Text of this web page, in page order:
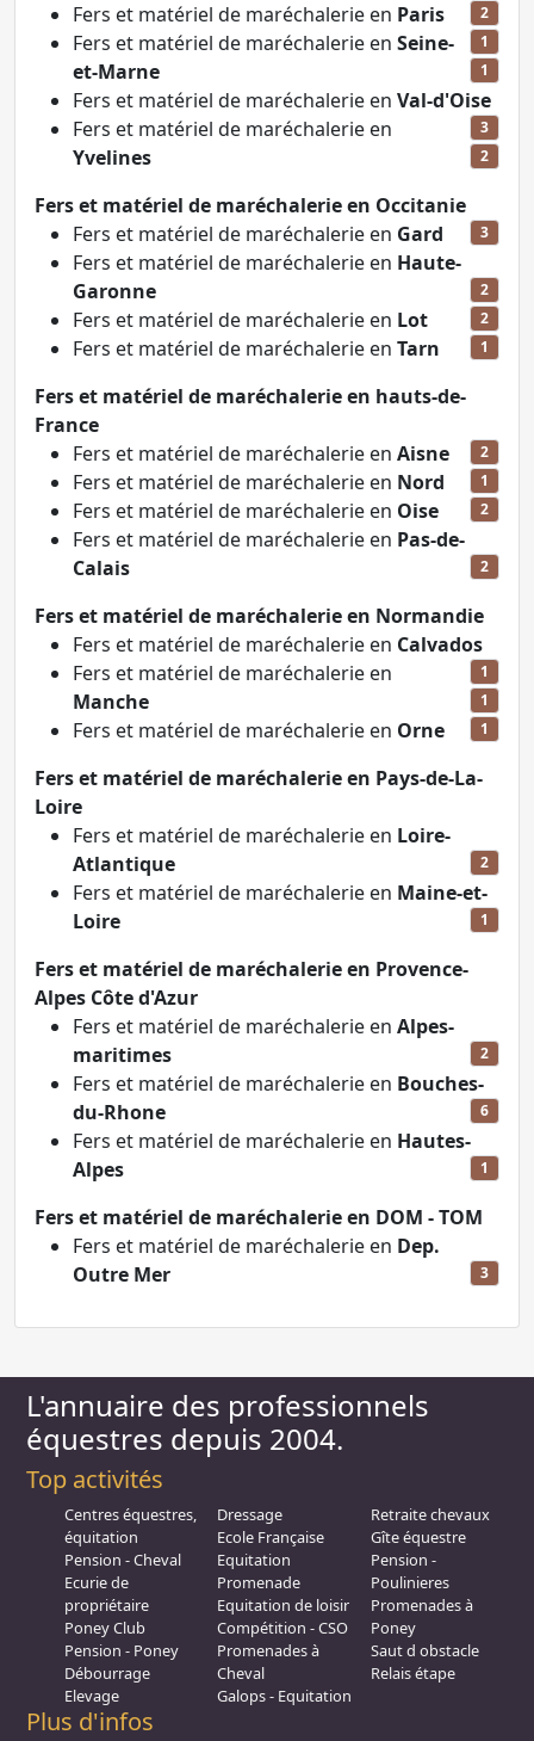
2
Fers et matériel de maréchalerie en Paris
1
Fers et matériel de maréchalerie en Seine-
et-Marne
1
Fers et matériel de maréchalerie en Val-d'Oise
3
Fers et matériel de maréchalerie en
Yvelines
2
Fers et matériel de maréchalerie en Occitanie
Fers et matériel de maréchalerie en Gard 3
Fers et matériel de maréchalerie en Haute-
Garonne
2
Fers et matériel de maréchalerie en Lot 2
Fers et matériel de maréchalerie en Tarn 1
Fers et matériel de maréchalerie en hauts-de-
France
Fers et matériel de maréchalerie en Aisne 2
Fers et matériel de maréchalerie en Nord 1
Fers et matériel de maréchalerie en Oise 2
Fers et matériel de maréchalerie en Pas-de-
Calais
2
Fers et matériel de maréchalerie en Normandie
Fers et matériel de maréchalerie en Calvados
1
Fers et matériel de maréchalerie en
Manche
1
Fers et matériel de maréchalerie en Orne 1
Fers et matériel de maréchalerie en Pays-de-La-
Loire
Fers et matériel de maréchalerie en Loire-
Atlantique
2
Fers et matériel de maréchalerie en Maine-et-
Loire
1
Fers et matériel de maréchalerie en Provence-
Alpes Côte d'Azur
Fers et matériel de maréchalerie en Alpes-
maritimes
2
Fers et matériel de maréchalerie en Bouches-
du-Rhone
6
Fers et matériel de maréchalerie en Hautes-
Alpes
1
Fers et matériel de maréchalerie en DOM - TOM
Fers et matériel de maréchalerie en Dep.
Outre Mer
3
L'annuaire des professionnels
équestres depuis 2004.
Top activités
Centres équestres,
équitation
Pension - Cheval
Ecurie de
propriétaire
Poney Club
Pension - Poney
Débourrage
Elevage
Dressage
Ecole Française
Equitation
Promenade
Equitation de loisir
Compétition - CSO
Promenades à
Cheval
Galops - Equitation
Retraite chevaux
Gîte équestre
Pension -
Poulinieres
Promenades à
Poney
Saut d obstacle
Relais étape
Plus d'infos